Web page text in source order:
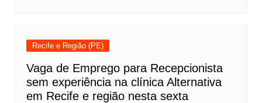
Recife e Região (PE)
Vaga de Emprego para Recepcionista
sem experiência na clínica Alternativa
em Recife e região nesta sexta